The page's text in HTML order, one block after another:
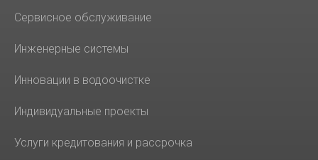
Сервисное обслуживание
Инженерные системы
Инновации в водоочистке
Индивидуальные проекты
Услуги кредитования и рассрочка